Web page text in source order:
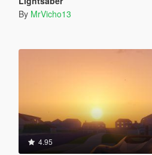
By MrVicho13
4.95